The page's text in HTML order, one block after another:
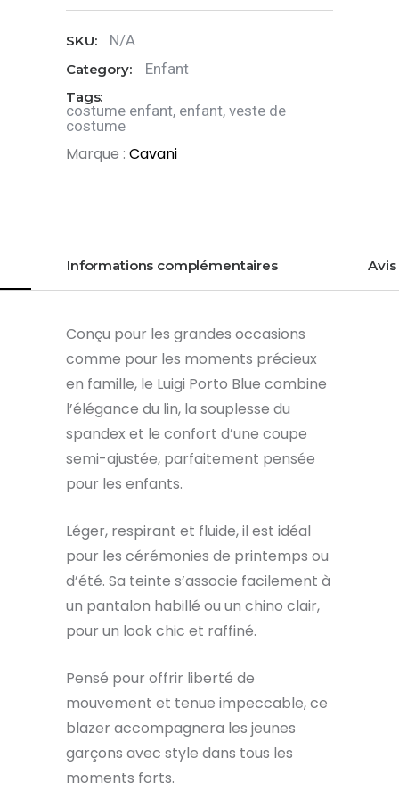
SKU: N/A
Category: Enfant
Tags:
costume enfant, enfant, veste de
costume
Marque : Cavani
Informations complémentaires Avis
Conçu pour les grandes occasions
comme pour les moments précieux
en famille, le Luigi Porto Blue combine
l’élégance du lin, la souplesse du
spandex et le confort d’une coupe
semi-ajustée, parfaitement pensée
pour les enfants.
Léger, respirant et fluide, il est idéal
pour les cérémonies de printemps ou
d’été. Sa teinte s’associe facilement à
un pantalon habillé ou un chino clair,
pour un look chic et raffiné.
Pensé pour offrir liberté de
mouvement et tenue impeccable, ce
blazer accompagnera les jeunes
garçons avec style dans tous les
moments forts.